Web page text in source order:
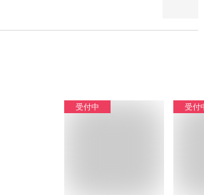
受付中 受付